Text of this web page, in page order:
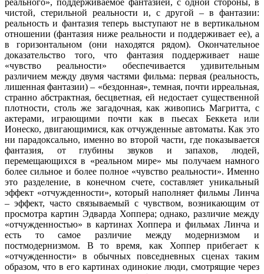
реального», поддерживаемое фантазией, с одной стороны, в
чистой, стерильной реальности и, с другой – в фантазии:
реальность и фантазия теперь выступают не в вертикальном
отношении (фантазия ниже реальности и поддерживает ее), а
в горизонтальном (они находятся рядом). Окончательное
доказательство того, что фантазия поддерживает наше
«чувство реальности» обеспечивается удивительным
различием между двумя частями фильма: первая (реальность,
лишенная фантазии) – «бездонная», темная, почти ирреальная,
странно абстрактная, бесцветная, ей недостает существенной
плотности, столь же загадочная, как живопись Магритта, с
актерами, играющими почти как в пьесах Беккета или
Ионеско, двигающимися, как отчужденные автоматы. Как это
ни парадоксально, именно во второй части, где показывается
фантазия, от глубины звуков и запахов, людей,
перемещающихся в «реальном мире» мы получаем намного
более сильное и более полное «чувство реальности». Именно
это разделение, в конечном счете, составляет уникальный
эффект «отчужденности», который наполняет фильмы Линча
– эффект, часто связываемый с чувством, возникающим от
просмотра картин Эдварда Хоппера; однако, различие между
«отчужденностью» в картинах Хоппера и фильмах Линча и
есть то самое различие между модернизмом и
постмодернизмом. В то время, как Хоппер прибегает к
«отчужденности» в обычных повседневных сценах таким
образом, что в его картинах одинокие люди, смотрящие через